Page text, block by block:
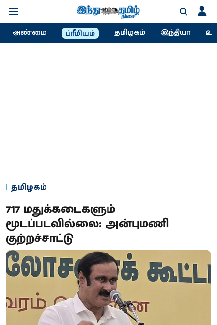
அண்மை ப்ரீமியம் தமிழகம் இந்தியா
தமிழகம்
717 மதுக்கடைகளும்
மூடப்படவில்லை: அன்புமணி
குற்றச்சாட்டு